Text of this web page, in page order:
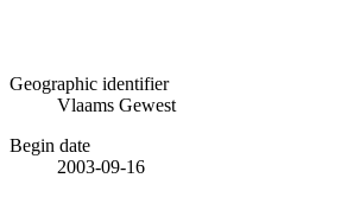
Geographic identifier
Vlaams Gewest
Begin date
2003-09-16